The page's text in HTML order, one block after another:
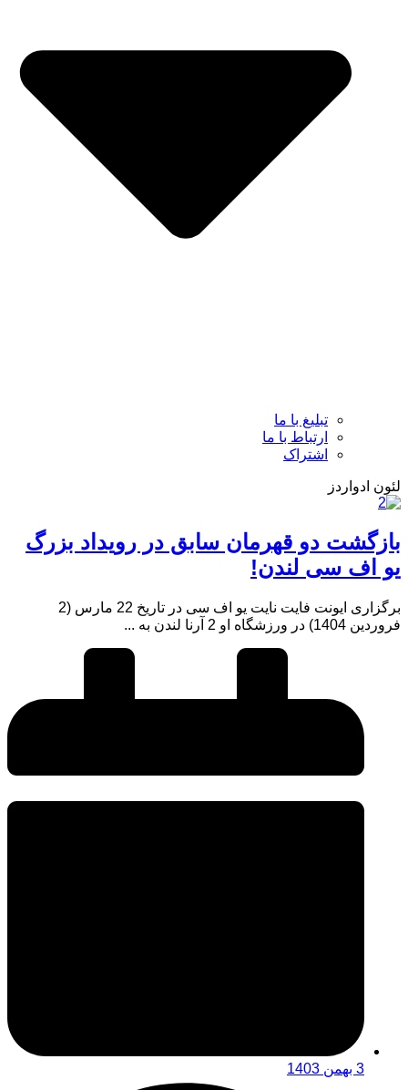
تبلیغ با ما
ارتباط با ما
اشتراک
لئون ادواردز
بازگشت دو قهرمان سابق در رویداد بزرگ
یو اف سی لندن!
برگزاری ایونت فایت نایت یو اف سی در تاریخ 22 مارس (2
فروردین 1404) در ورزشگاه او 2 آرنا لندن به ...
3 بهمن 1403